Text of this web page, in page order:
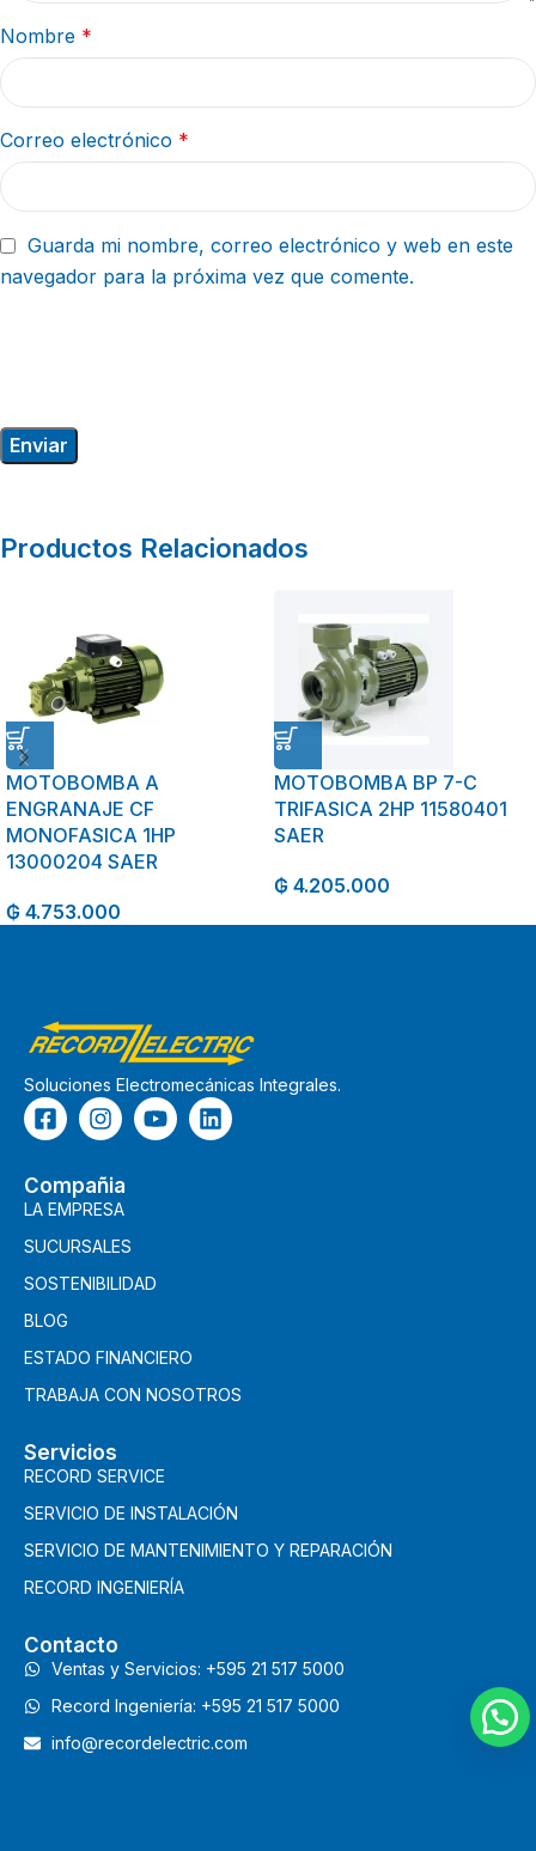
Nombre *
Correo electrónico *
Guarda mi nombre, correo electrónico y web en este
navegador para la próxima vez que comente.
Productos Relacionados
MOTOBOMBA A
ENGRANAJE CF
MONOFASICA 1HP
13000204 SAER
₲ 4.753.000
MOTOBOMBA BP 7-C
TRIFASICA 2HP 11580401
SAER
₲ 4.205.000
Soluciones Electromecánicas Integrales.
Compañia
LA EMPRESA
SUCURSALES
SOSTENIBILIDAD
BLOG
ESTADO FINANCIERO
TRABAJA CON NOSOTROS
Servicios
RECORD SERVICE
SERVICIO DE INSTALACIÓN
SERVICIO DE MANTENIMIENTO Y REPARACIÓN
RECORD INGENIERÍA
Contacto
Ventas y Servicios: +595 21 517 5000
Record Ingeniería: +595 21 517 5000
info@recordelectric.com